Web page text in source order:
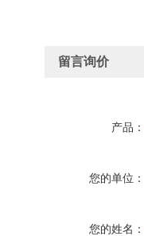
留言询价
产品：
您的单位：
您的姓名：